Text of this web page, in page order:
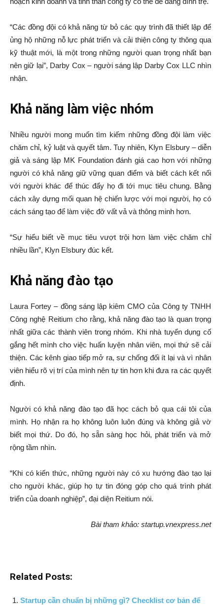
“Các đồng đội có khả năng từ bỏ các quy trình đã thiết lập để
ủng hộ những nỗ lực phát triển và cải thiện công ty thông qua
kỹ thuật mới, là một trong những người quan trọng nhất bạn
nên giữ lại”, Darby Cox – người sáng lập Darby Cox LLC nhìn
nhận.
Khả năng làm việc nhóm
Nhiều người mong muốn tìm kiếm những đồng đội làm việc
chăm chỉ, kỷ luật và quyết tâm. Tuy nhiên, Klyn Elsbury – diễn
giả và sáng lập MK Foundation đánh giá cao hơn với những
người có khả năng giữ vững quan điểm và biết cách kết nối
với người khác để thúc đẩy họ đi tới mục tiêu chung. Bằng
cách xây dựng mối quan hệ chiến lược với mọi người, họ có
cách sáng tạo để làm việc đỡ vất vả và thông minh hơn.
“Sự hiểu biết về mục tiêu vượt trội hơn làm việc chăm chỉ
nhiều lần”, Klyn Elsbury đúc kết.
Khả năng đào tạo
Laura Fortey – đồng sáng lập kiêm CMO của Công ty TNHH
Công nghệ Reitium cho rằng, khả năng đào tạo là quan trọng
nhất giữa các thành viên trong nhóm. Khi nhà tuyển dụng cố
gắng hết mình cho việc huấn luyện nhân viên, mọi thứ sẽ cải
thiện. Các kênh giao tiếp mở ra, sự chống đối ít lại và vì nhân
viên hiểu rõ vị trí của mình nên tự tin hơn khi đưa ra các quyết
định.
Người có khả năng đào tạo đã học cách bỏ qua cái tôi của
mình. Họ nhận ra họ không luôn luôn đúng và không giả vờ
biết mọi thứ. Do đó, họ sẵn sàng học hỏi, phát triển và mở
rộng tầm nhìn.
“Khi có kiến thức, những người này có xu hướng đào tạo lại
cho người khác, giúp họ tự tin đóng góp cho quá trình phát
triển của doanh nghiệp”, đại diện Reitium nói.
Bài tham khảo: startup.vnexpress.net
Related Posts:
Startup cần chuẩn bị những gì? Checklist cơ bản để